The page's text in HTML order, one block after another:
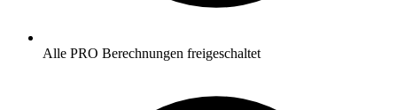
Alle PRO Berechnungen freigeschaltet